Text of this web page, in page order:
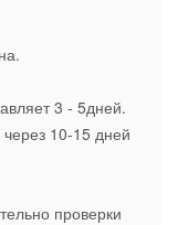
3 - 5дней.
10-15 дней
проверки